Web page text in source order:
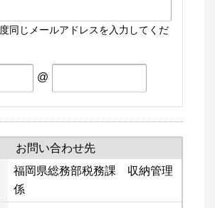
同じメールアドレスを入力してくだ
@
お問い合わせ先
福岡県総務部税務課 収納管理
係